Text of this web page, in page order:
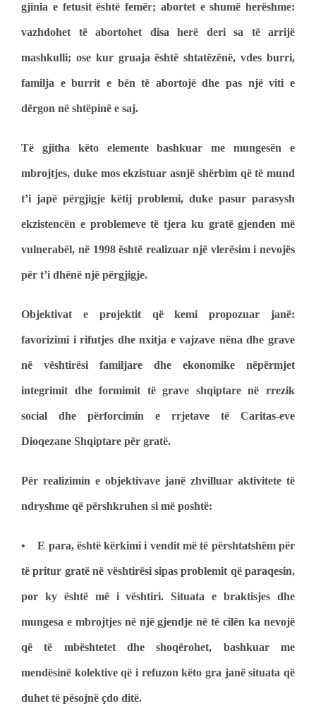
gjinia e fetusit është femër; abortet e shumë herëshme:
vazhdohet të abortohet disa herë deri sa të arrijë
mashkulli; ose kur gruaja është shtatëzënë, vdes burri,
familja e burrit e bën të abortojë dhe pas një viti e
dërgon në shtëpinë e saj.
Të gjitha këto elemente bashkuar me mungesën e
mbrojtjes, duke mos ekzistuar asnjë shërbim që të mund
t’i japë përgjigje këtij problemi, duke pasur parasysh
ekzistencën e problemeve të tjera ku gratë gjenden më
vulnerabël, në 1998 është realizuar një vlerësim i nevojës
për t’i dhënë një përgjigje.
Objektivat e projektit që kemi propozuar janë:
favorizimi i rifutjes dhe nxitja e vajzave nëna dhe grave
në vështirësi familjare dhe ekonomike nëpërmjet
integrimit dhe formimit të grave shqiptare në rrezik
social dhe përforcimin e rrjetave të Caritas-eve
Dioqezane Shqiptare për gratë.
Për realizimin e objektivave janë zhvilluar aktivitete të
ndryshme që përshkruhen si më poshtë:
• E para, është kërkimi i vendit më të përshtatshëm për
të pritur gratë në vështirësi sipas problemit që paraqesin,
por ky është më i vështiri. Situata e braktisjes dhe
mungesa e mbrojtjes në një gjendje në të cilën ka nevojë
që të mbështetet dhe shoqërohet, bashkuar me
mendësinë kolektive që i refuzon këto gra janë situata që
duhet të pësojnë çdo ditë.